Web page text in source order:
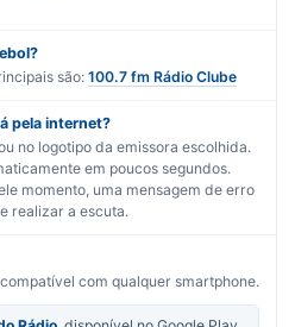
são: 100.7 fm Rádio Clube
pela internet?
no logotipo da emissora escolhida.
em poucos segundos.
momento, uma mensagem de erro
realizar a escuta.
com qualquer smartphone.